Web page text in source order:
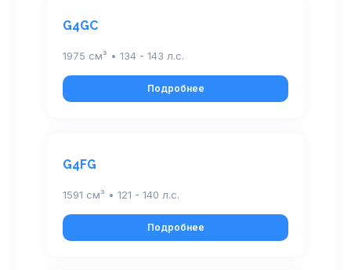
G4GC
1975 см³ • 134 - 143 л.с.
Подробнее
G4FG
1591 см³ • 121 - 140 л.с.
Подробнее